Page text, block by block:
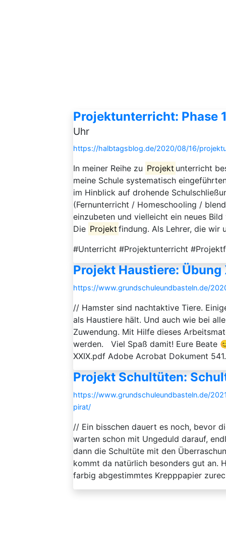
Projektunterricht: Phase
Uhr
https://halbtagsblog.de/2020/08/16/
In meiner Reihe zu Projekt unterricht
meine Schule systematisch
im Hinblick auf drohende
(Fernunterricht / Homeschooling /
einzubeten und vielleicht ein neues
Die Projekt findung. Als Lehrer, die wir
#Unterricht #Projektunterricht
Projekt Haustiere: Übung
https://www.grundschuleundbasteln.de/
// Hamster sind nachtaktive Tiere.
als Haustiere hält. Und auch wie bei
Zuwendung. Mit Hilfe dieses
werden. Viel Spaß damit! Eure Beate
XXIX.pdf Adobe Acrobat Dokument
Projekt Schultüten:
https://www.grundschuleundbasteln.de/
pirat/
// Ein bisschen dauert es noch, bevor
warten schon mit Ungeduld darauf,
dann die Schultüte mit den
kommt da natürlich besonders gut an.
farbig abgestimmtes Krepppapier